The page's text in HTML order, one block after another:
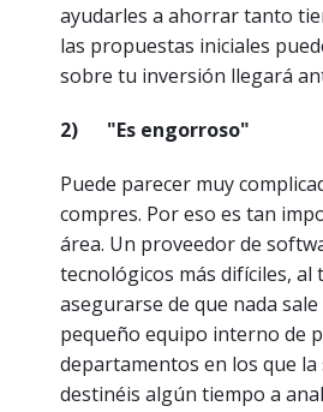
ayudarles a ahorrar tanto
las propuestas iniciales
sobre tu inversión llegará
2) "Es engorroso"
Puede parecer muy
compres. Por eso es tan
área. Un proveedor de
tecnológicos más difíciles,
asegurarse de que nada
pequeño equipo interno de
departamentos en los que
destinéis algún tiempo a